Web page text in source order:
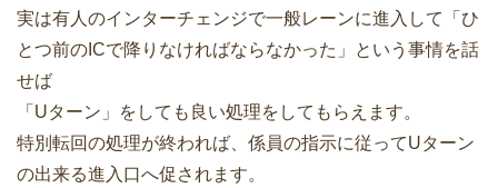
実は有人のインターチェンジで一般レーンに進入して「ひ
とつ前のICで降りなければならなかった」という事情を話
せば
「Uターン」をしても良い処理をしてもらえます。
特別転回の処理が終われば、係員の指示に従ってUターン
の出来る進入口へ促されます。